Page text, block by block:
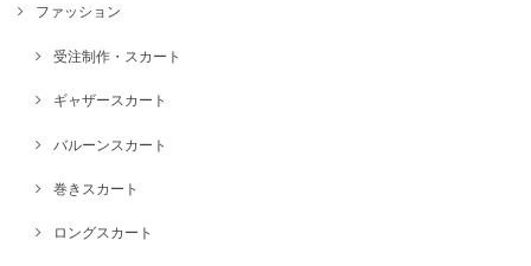
ファッション
受注制作・スカート
ギャザースカート
バルーンスカート
巻きスカート
ロングスカート